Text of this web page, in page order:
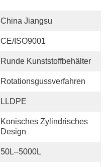
China Jiangsu
CE/ISO9001
Runde Kunststoffbehälter
Rotationsgussverfahren
LLDPE
Konisches Zylindrisches
Design
50L–5000L